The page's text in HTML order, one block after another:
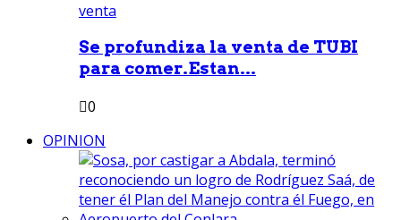
Se profundiza la venta de TUBI
para comer.Estan...
0
OPINION